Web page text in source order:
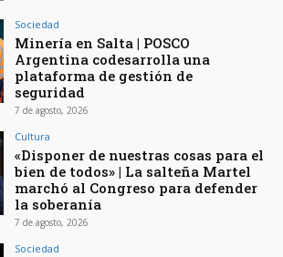
Sociedad
Minería en Salta | POSCO
Argentina codesarrolla una
plataforma de gestión de
seguridad
7 de agosto, 2026
Cultura
«Disponer de nuestras cosas para el
bien de todos» | La salteña Martel
marchó al Congreso para defender
la soberanía
7 de agosto, 2026
Sociedad